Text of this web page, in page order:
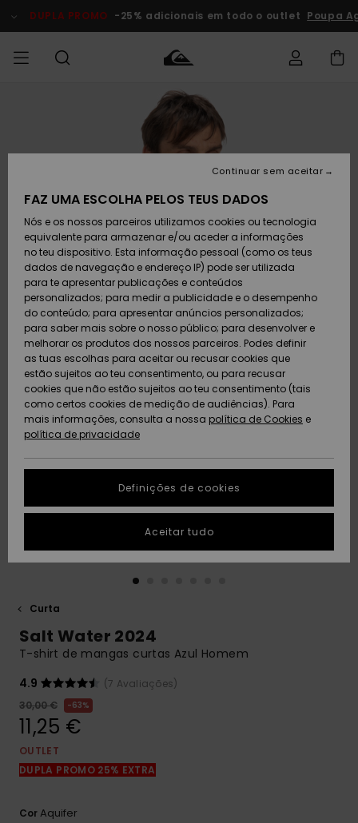
do
DUPLA PROMO -25% adicionais em todo o outlet Poupa
Roupas
Calçado e
chinelos
Surfe/água
Snow
Artigos
recém-
chegados
Coleções
MENINO
Roupas
Calçado e
chinelos
Surfe/água
Neve
Artigos
recém-
chegados
Highlights
MULHER
Shop
chegados
Highlights
Snow
SURF
Surf Shop
Homem
Crianças
Highlights
Community
SNOW
Artigos
Neve
Homem
Artigos
Criança
Snow Shop
Feminino
Highlights
Community
DUPLA
PROMO
Outlet
Homem
Criança
Outlet
Mulher
AJUDA
Acede à tua
encomenda
Devoluções
Pagamento
Cartão
presente
Quiksilver
Freedom
Protecção de
dados
Guia de
tamanhos
conversa para
obteres a
resposta mais
rápida à tua
conversa
respostas
para as
formulário de
contacto.
SUSTAINABILITY
PRESENTE
DESEJO
Curta
Salt Water 2024
T-shirt de mangas curtas Azul Homem
4.9
(7 Avaliações)
30,00 €
63%
11,25 €
OUTLET
DUPLA PROMO 25% EXTRA
CorAquifer
FAZ UMA ESCOLHA PELOS TEUS DADOS
Nós e os nossos parceiros utilizamos cookies ou tecnologia
equivalente para armazenar e/ou aceder a informações
no teu dispositivo. Esta informação pessoal (como os teus
dados de navegação e endereço IP) pode ser utilizada
para te apresentar publicações e conteúdos
personalizados; para medir a publicidade e o desempenho
do conteúdo; para apresentar anúncios personalizados;
para saber mais sobre o nosso público; para desenvolver e
melhorar os produtos dos nossos parceiros. Podes definir
as tuas escolhas para aceitar ou recusar cookies que
estão sujeitos ao teu consentimento, ou para recusar
cookies que não estão sujeitos ao teu consentimento (tais
como certos cookies de medição de audiências). Para
mais informações, consulta a nossa política de Cookies e
política de privacidade
Definições de cookies
Continuar sem aceitar
Aceitar tudo